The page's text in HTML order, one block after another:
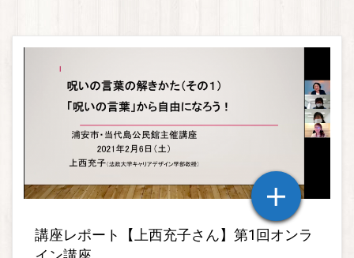
講座レポート【上西充子さん】第1回オンラ